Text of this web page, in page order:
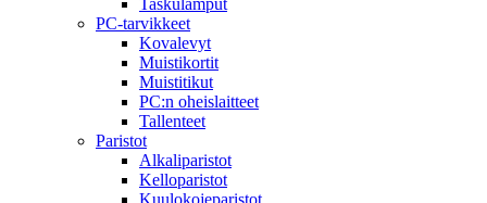
Taskulamput
PC-tarvikkeet
Kovalevyt
Muistikortit
Muistitikut
PC:n oheislaitteet
Tallenteet
Paristot
Alkaliparistot
Kelloparistot
Kuulokojeparistot